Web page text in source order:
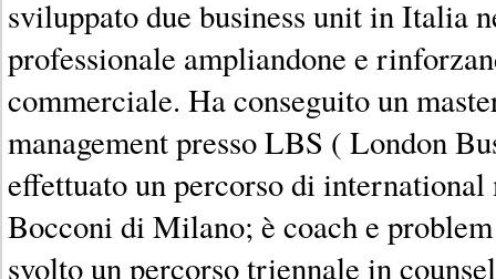
sviluppato due business unit in Italia
professionale ampliandone e
commerciale. Ha conseguito un
management presso LBS ( London
effettuato un percorso di
Bocconi di Milano; è coach e
svolto un percorso triennale in